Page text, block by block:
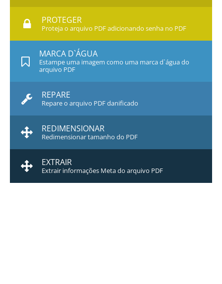
PROTEGER
Proteja o arquivo PDF adicionando senha no PDF
MARCA D`ÁGUA
Estampe uma imagem como uma marca d`água do
arquivo PDF
REPARE
Repare o arquivo PDF danificado
REDIMENSIONAR
Redimensionar tamanho do PDF
EXTRAIR
Extrair informações Meta do arquivo PDF